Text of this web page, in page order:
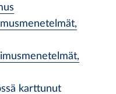
karttunut